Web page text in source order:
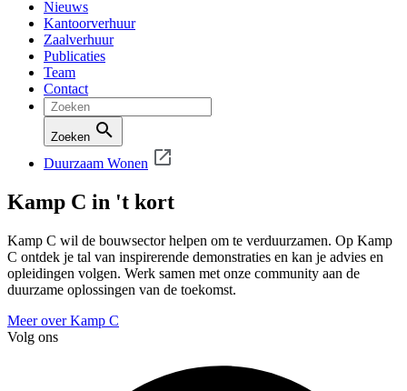
Nieuws
Kantoorverhuur
Zaalverhuur
Publicaties
Team
Contact
Zoeken
Duurzaam Wonen
Kamp C in 't kort
Kamp C wil de bouwsector helpen om te verduurzamen. Op Kamp
C ontdek je tal van inspirerende demonstraties en kan je advies en
opleidingen volgen. Werk samen met onze community aan de
duurzame oplossingen van de toekomst.
Meer over Kamp C
Volg ons